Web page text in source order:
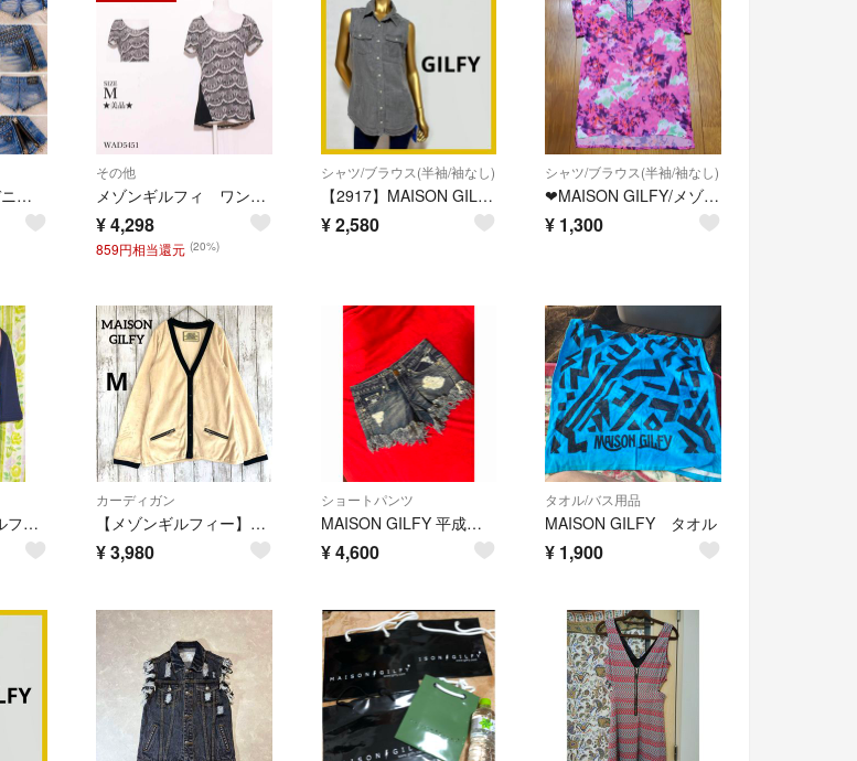
MAISON GILFY デニム ショーパン スタッズ y2k ギャル グランジ
その他
メゾンギルフィ ワンピース 膝上丈 半袖 総柄 バックロング ラグジュアリー
¥4,298
859円相当還元 (20%)
シャツ/ブラウス(半袖/袖なし)
【2917】MAISON GILFY ノースリーブ デニム風 シャツ
¥2,580
シャツ/ブラウス(半袖/袖なし)
❤MAISON GILFY/メゾン ギルフィー❤シアーブラウス/春夏に活躍する薄手トップス/着用回数1回
¥ 1,300
【Y2K】メゾンギルフィー MAISON GILFY パーカー チュニック F
カーディガン
【メゾンギルフィー】Vネックフリース長袖カーディガン ボタン ベージュ黒M
¥3,980
ショートパンツ
MAISON GILFY 平成ギャル ダメージデニム ショートパンツフリンジ加工
¥4,600
タオル/バス用品
MAISON GILFY タオル
¥ 1,900